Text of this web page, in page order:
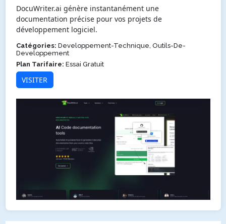
DocuWriter.ai génère instantanément une
documentation précise pour vos projets de
développement logiciel.
Catégories: Developpement-Technique, Outils-De-
Developpement
Plan Tarifaire: Essai Gratuit
VISITER